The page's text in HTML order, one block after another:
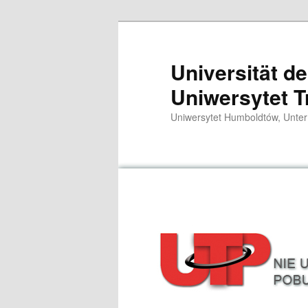
Universität
Uniwersytet
Uniwersytet Humboldtów,